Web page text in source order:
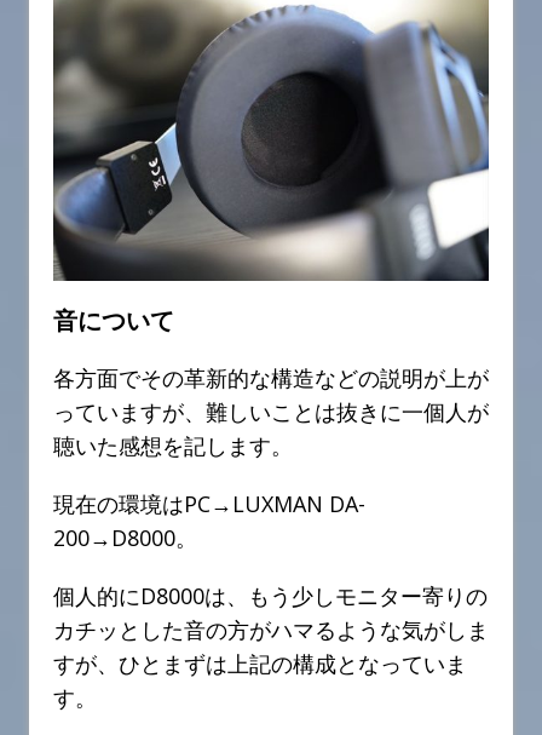
音について
各方面でその革新的な構造などの説明が上が
っていますが、難しいことは抜きに一個人が
聴いた感想を記します。
現在の環境はPC→LUXMAN DA-
200→D8000。
個人的にD8000は、もう少しモニター寄りの
カチッとした音の方がハマるような気がしま
すが、ひとまずは上記の構成となっていま
す。